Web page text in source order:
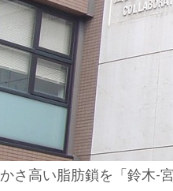
かさ高い脂肪鎖を「鈴木-